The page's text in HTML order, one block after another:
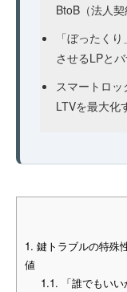
BtoB（法人
「ぼったく
させるLPと
スマートロ
LTVを最大化
1. 鍵トラブルの特殊
値
1.1. 「誰でもい